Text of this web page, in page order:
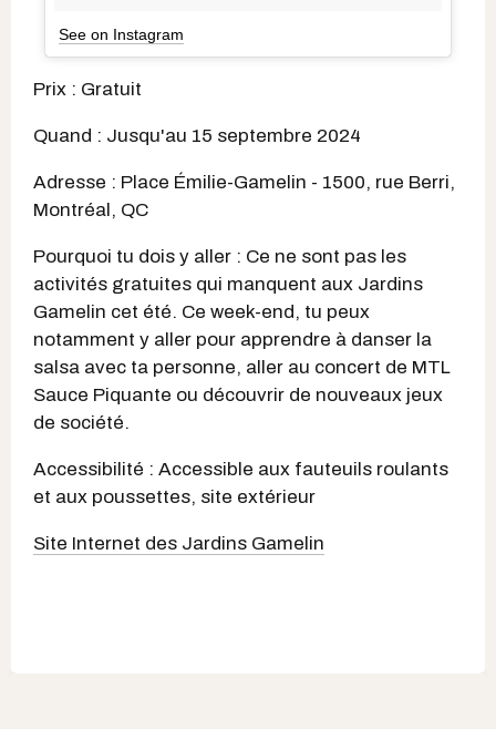
See on Instagram
Prix : Gratuit
Quand : Jusqu'au 15 septembre 2024
Adresse : Place Émilie-Gamelin - 1500, rue Berri,
Montréal, QC
Pourquoi tu dois y aller : Ce ne sont pas les
activités gratuites qui manquent aux Jardins
Gamelin cet été. Ce week-end, tu peux
notamment y aller pour apprendre à danser la
salsa avec ta personne, aller au concert de MTL
Sauce Piquante ou découvrir de nouveaux jeux
de société.
Accessibilité : Accessible aux fauteuils roulants
et aux poussettes, site extérieur
Site Internet des Jardins Gamelin